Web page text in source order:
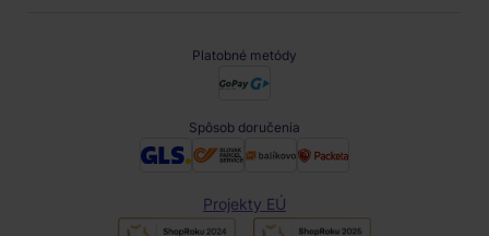
Platobné metódy
Spôsob doručenia
Projekty EÚ